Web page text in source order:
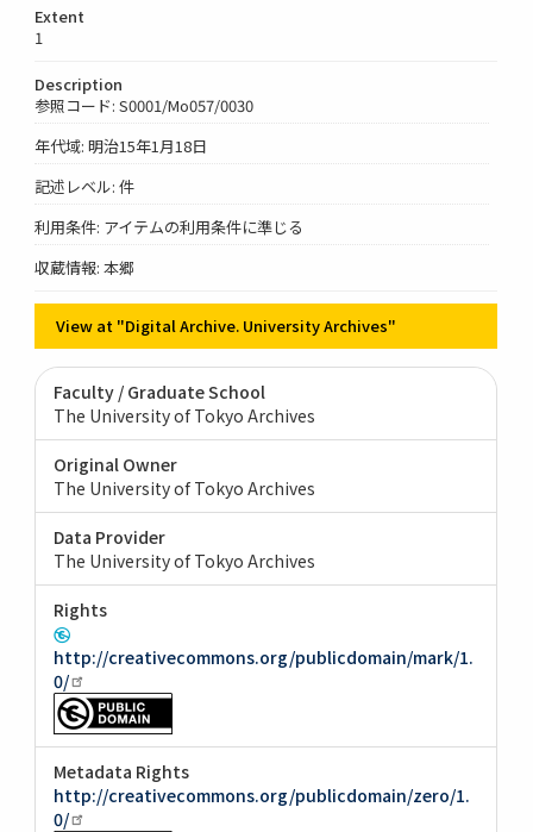
Extent
1
Description
参照コード: S0001/Mo057/0030
年代域: 明治15年1月18日
記述レベル: 件
利用条件: アイテムの利用条件に準じる
収蔵情報: 本郷
View at "Digital Archive. University Archives"
Faculty / Graduate School
The University of Tokyo Archives
Original Owner
The University of Tokyo Archives
Data Provider
The University of Tokyo Archives
Rights
http://creativecommons.org/publicdomain/mark/1.
0/
Metadata Rights
http://creativecommons.org/publicdomain/zero/1.
0/